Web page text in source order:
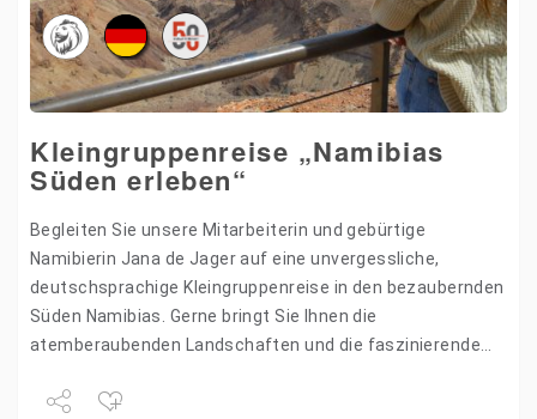
Kleingruppenreise „Namibias
Süden erleben“
Begleiten Sie unsere Mitarbeiterin und gebürtige
Namibierin Jana de Jager auf eine unvergessliche,
deutschsprachige Kleingruppenreise in den bezaubernden
Süden Namibias. Gerne bringt Sie Ihnen die
atemberaubenden Landschaften und die faszinierende
von dem…